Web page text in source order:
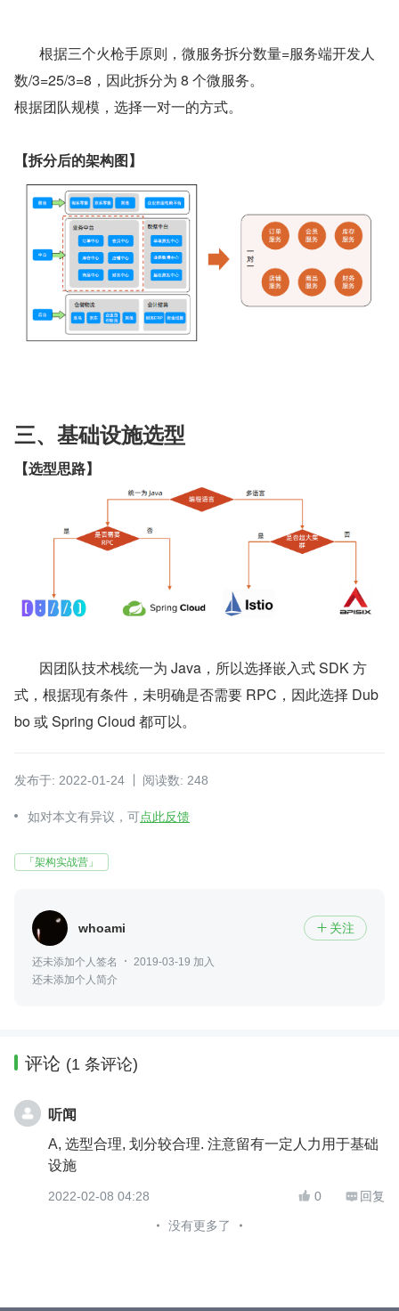
数/3=25/3=8，因此拆分为 8 个微服务。
根据团队规模，选择一对一的方式。
【拆分后的架构图】
三、基础设施选型
【选型思路】
式，根据现有条件，未明确是否需要 RPC，因此选择 Dub
bo 或 Spring Cloud 都可以。
发布于: 2022-01-24 阅读数: 248
如对本文有异议，可点此反馈
「架构实战营」
whoami  关注
还未添加个人签名
2019-03-19 加入
还未添加个人简介
评论 (1 条评论)
听闻
A, 选型合理, 划分较合理. 注意留有一定人力用于基础
设施
2022-02-08 04:28  0  回复
没有更多了